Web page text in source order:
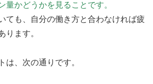
量かどうかを見ることです。
ても、自分の働き方と合わなければ疲
ります。
は、次の通りです。